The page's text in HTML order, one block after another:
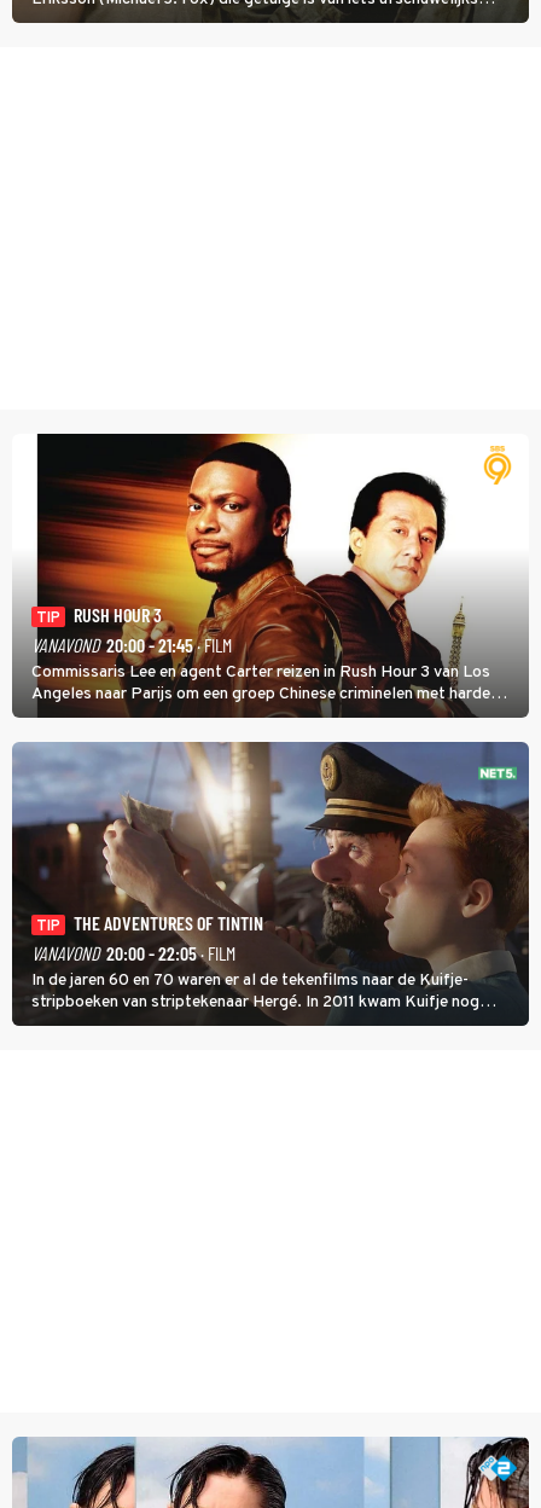
tijdens de Vietnamoorlog. Hij besluit uit de school te klappen.
TIP
RUSH HOUR 3
VANAVOND 20:00 - 21:45· FILM
Commissaris Lee en agent Carter reizen in Rush Hour 3 van Los
Angeles naar Parijs om een groep Chinese criminelen met harde
hand aan te pakken.
TIP
THE ADVENTURES OF TINTIN
VANAVOND 20:00 - 22:05· FILM
In de jaren 60 en 70 waren er al de tekenfilms naar de Kuifje-
stripboeken van striptekenaar Hergé. In 2011 kwam Kuifje nog
meer tot leven in The Adventures of Tintin van Steven Spielberg.